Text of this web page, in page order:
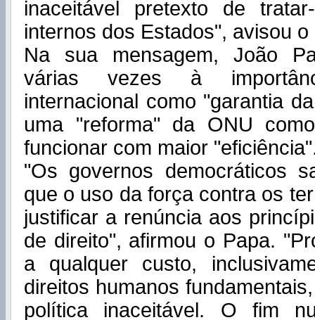
inaceitável pretexto de
internos dos Estados", avisou o
Na sua mensagem, João
várias vezes à
internacional como "garantia
uma "reforma" da ONU
funcionar com maior
"Os governos democráticos
que o uso da força contra os
justificar a renúncia aos
de direito", afirmou o Papa.
a qualquer custo,
direitos humanos
política inaceitável. O fim